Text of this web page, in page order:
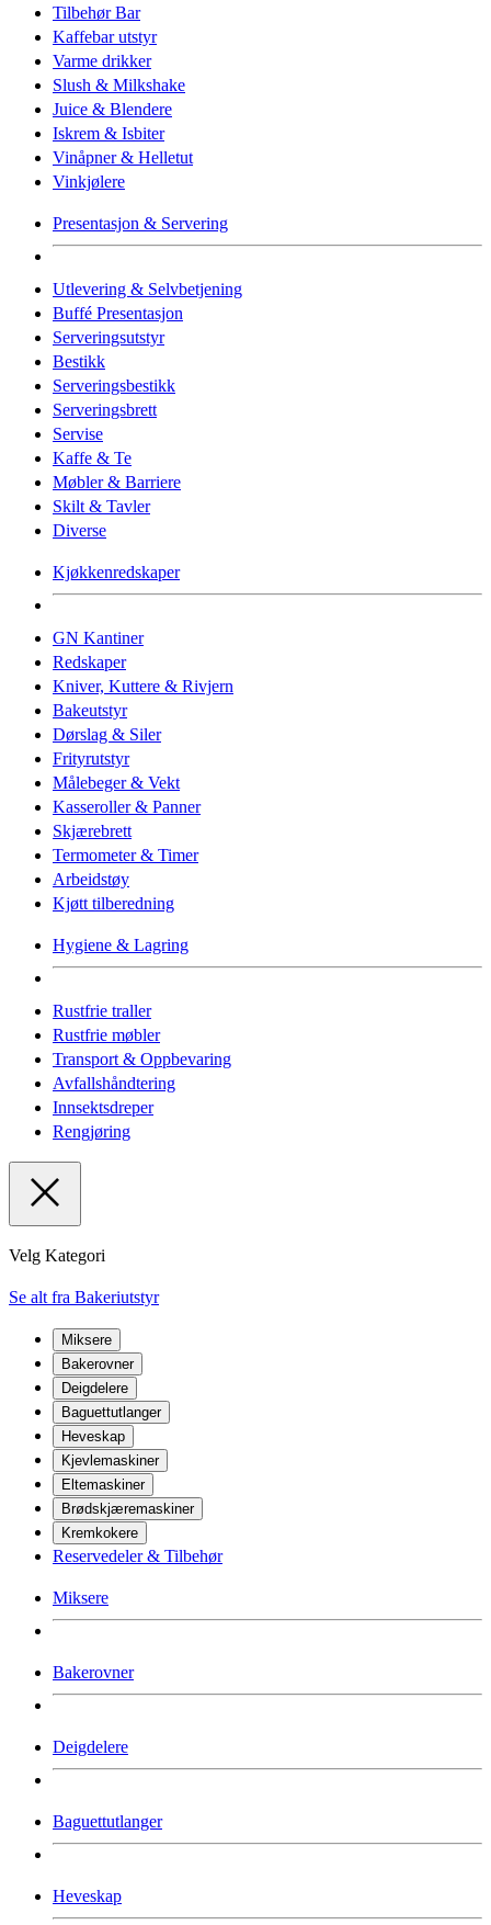
Tilbehør Bar
Kaffebar utstyr
Varme drikker
Slush & Milkshake
Juice & Blendere
Iskrem & Isbiter
Vinåpner & Helletut
Vinkjølere
Presentasjon & Servering
Utlevering & Selvbetjening
Buffé Presentasjon
Serveringsutstyr
Bestikk
Serveringsbestikk
Serveringsbrett
Servise
Kaffe & Te
Møbler & Barriere
Skilt & Tavler
Diverse
Kjøkkenredskaper
GN Kantiner
Redskaper
Kniver, Kuttere & Rivjern
Bakeutstyr
Dørslag & Siler
Frityrutstyr
Målebeger & Vekt
Kasseroller & Panner
Skjærebrett
Termometer & Timer
Arbeidstøy
Kjøtt tilberedning
Hygiene & Lagring
Rustfrie traller
Rustfrie møbler
Transport & Oppbevaring
Avfallshåndtering
Innsektsdreper
Rengjøring
Velg Kategori
Se alt fra Bakeriutstyr
Miksere
Bakerovner
Deigdelere
Baguettutlanger
Heveskap
Kjevlemaskiner
Eltemaskiner
Brødskjæremaskiner
Kremkokere
Reservedeler & Tilbehør
Miksere
Bakerovner
Deigdelere
Baguettutlanger
Heveskap